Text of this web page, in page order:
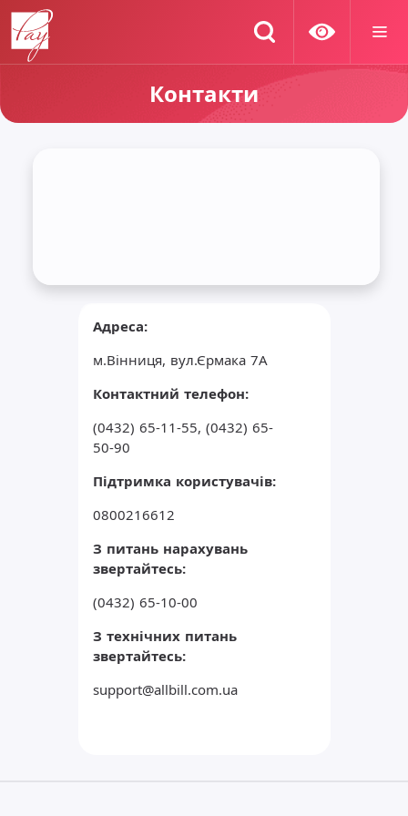
Контакти
Адреса:
м.Вінниця, вул.Єрмака 7А
Контактний телефон:
(0432) 65-11-55, (0432) 65-
50-90
Підтримка користувачів:
0800216612
З питань нарахувань
звертайтесь:
(0432) 65-10-00
З технічних питань
звертайтесь:
support@allbill.com.ua